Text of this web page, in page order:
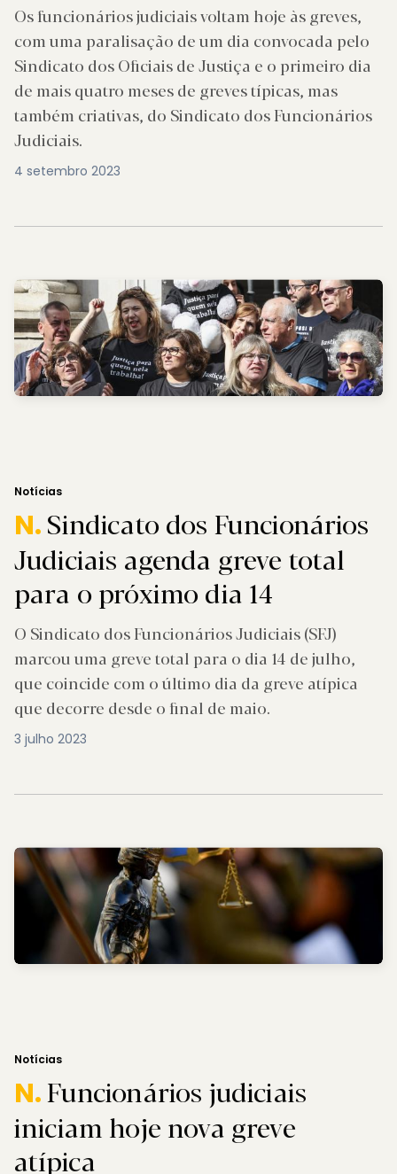
Os funcionários judiciais voltam hoje às greves,
com uma paralisação de um dia convocada pelo
Sindicato dos Oficiais de Justiça e o primeiro dia
de mais quatro meses de greves típicas, mas
também criativas, do Sindicato dos Funcionários
Judiciais.
4 setembro 2023
Notícias
N.Sindicato dos Funcionários
Judiciais agenda greve total
para o próximo dia 14
O Sindicato dos Funcionários Judiciais (SFJ)
marcou uma greve total para o dia 14 de julho,
que coincide com o último dia da greve atípica
que decorre desde o final de maio.
3 julho 2023
Notícias
N.Funcionários judiciais
iniciam hoje nova greve
atípica